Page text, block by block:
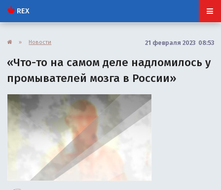
REX
» Новости 21 февраля 2023 08:53
«Что-то на самом деле надломилось у
промывателей мозга в России»